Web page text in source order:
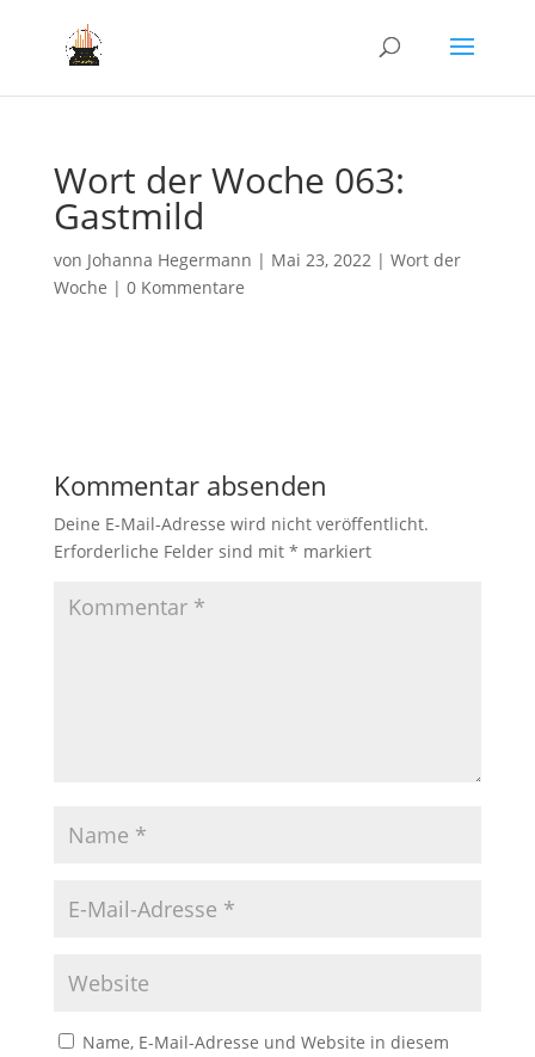
Wort der Woche 063:
Gastmild
von Johanna Hegermann | Mai 23, 2022| Wort der
Woche | 0 Kommentare
Kommentar absenden
Deine E-Mail-Adresse wird nicht veröffentlicht.
Erforderliche Felder sind mit * markiert
Name, E-Mail-Adresse und Website in diesem